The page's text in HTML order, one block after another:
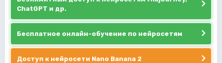
ChatGPT и др.
Бесплатное онлайн-обучение по нейросетям
Доступ к нейросети Nano Banana 2